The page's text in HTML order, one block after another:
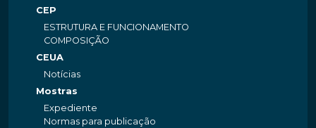
CEP
ESTRUTURA E FUNCIONAMENTO
COMPOSIÇÃO
CEUA
Notícias
Mostras
Expediente
Normas para publicação